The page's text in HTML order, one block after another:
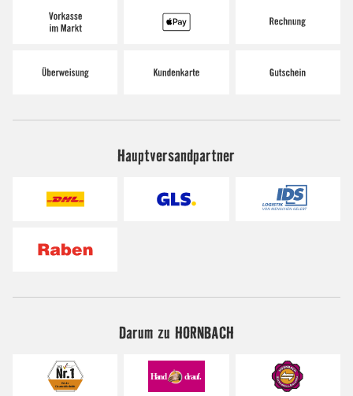
Hauptversandpartner
Darum zu HORNBACH